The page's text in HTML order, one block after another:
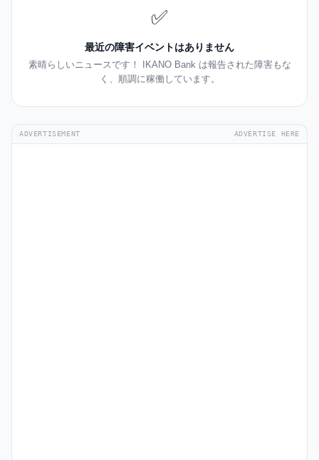
✅
最近の障害イベントはありません
素晴らしいニュースです！ IKANO Bank は報告された障害もな
く、順調に稼働しています。
ADVERTISEMENT ADVERTISE HERE